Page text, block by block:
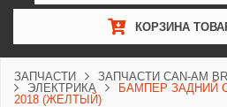
КОРЗИНА
ЗАПЧАСТИ ЗАПЧАСТИ CAN-AM
ЭЛЕКТРИКА
БАМПЕР ЗАДНИЙ
2018 (ЖЕЛТЫЙ)